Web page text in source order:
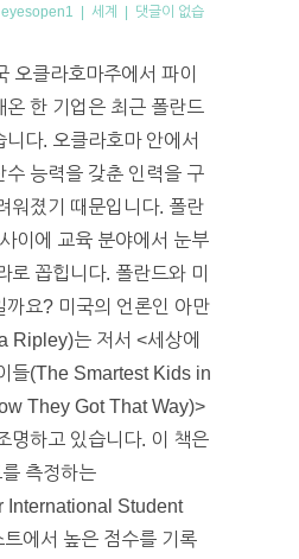
eyesopen1 | 세계 | 댓글이 없습
오클라호마주에서 파이
온 한 기업은 최근 폴란드
다. 오클라호마 안에서
수 능력을 갖춘 인력을 구
워졌기 때문입니다. 폴란
이에 교육 분야에서 눈부
로 꼽힙니다. 폴란드와 미
까요? 미국의 언론인 아만
Ripley)는 저서 <세상에
들(The Smartest Kids in
They Got That Way)>
명하고 있습니다. 이 책은
측정하는
International Student
에서 높은 점수를 기록